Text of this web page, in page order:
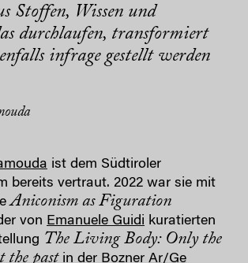
Stoffen, Wissen und
durchlaufen, transformiert
infrage gestellt werden
ist dem Südtiroler
bereits vertraut. 2022 war sie mit
Aniconism as Figuration
von Emanuele Guidi kuratierten
The Living Body: Only the
the pastin der Bozner Ar/Ge